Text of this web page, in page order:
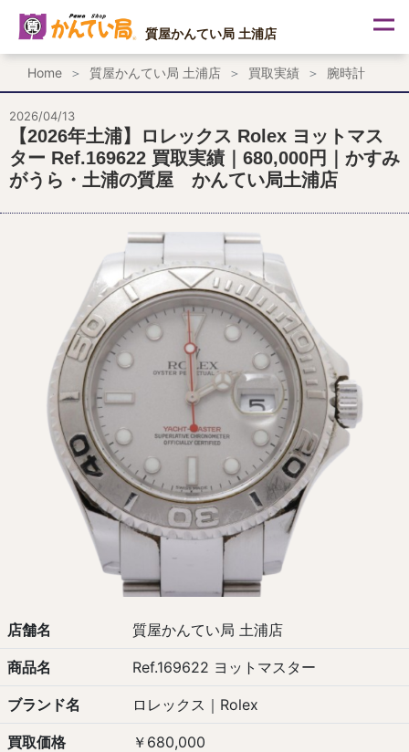
ス
ッ
プ
質屋かんてい局 土浦店
Home 質屋かんてい局 土浦店 買取実績 腕時計
2026/04/13
【2026年土浦】ロレックス Rolex ヨットマス
ター Ref.169622 買取実績｜680,000円｜かすみ
がうら・土浦の質屋 かんてい局土浦店
店舗名 質屋かんてい局 土浦店
商品名 Ref.169622 ヨットマスター
ブランド名 ロレックス｜Rolex
買取価格 ￥680,000